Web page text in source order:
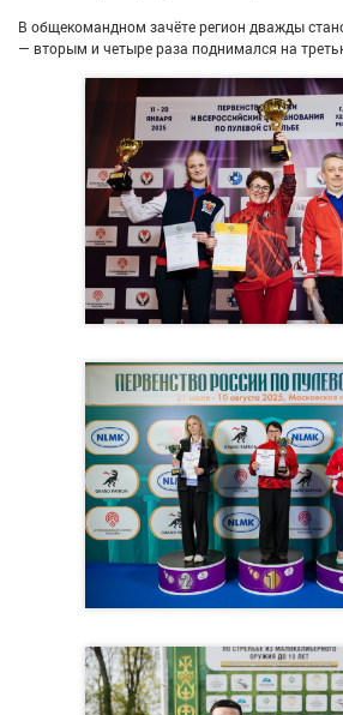
В общекомандном зачёте регион дважды
— вторым и четыре раза поднимался на